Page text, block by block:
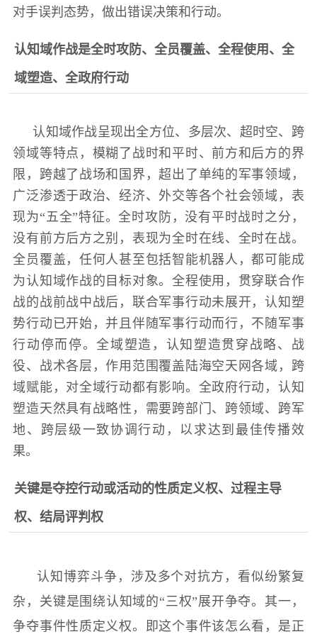
英
模
退
役
人
风
采
退
役
军
人
风
采
退
军
服
务
退
役
人
文
国
防
国
防
色
文
对手误判态势，做出错误决策和行动。
认知域作战是全时攻防、全员覆盖、全程使用、全
域塑造、全政府行动
认知域作战呈现出全方位、多层次、超时空、跨
领域等特点，模糊了战时和平时、前方和后方的界
限，跨越了战场和国界，超出了单纯的军事领域，
广泛渗透于政治、经济、外交等各个社会领域，表
现为“五全”特征。全时攻防，没有平时战时之分，
没有前方后方之别，表现为全时在线、全时在战。
全员覆盖，任何人甚至包括智能机器人，都可能成
为认知域作战的目标对象。全程使用，贯穿联合作
战的战前战中战后，联合军事行动未展开，认知塑
势行动已开始，并且伴随军事行动而行，不随军事
行动停而停。全域塑造，认知塑造贯穿战略、战
役、战术各层，作用范围覆盖陆海空天网各域，跨
域赋能，对全域行动都有影响。全政府行动，认知
塑造天然具有战略性，需要跨部门、跨领域、跨军
地、跨层级一致协调行动，以求达到最佳传播效
果。
关键是夺控行动或活动的性质定义权、过程主导
权、结局评判权
认知博弈斗争，涉及多个对抗方，看似纷繁复
杂，关键是围绕认知域的“三权”展开争夺。其一，
争夺事件性质定义权。即这个事件该怎么看，是正